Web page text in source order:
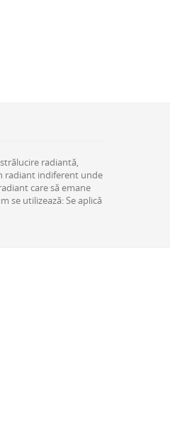
radiantă,
radiant indiferent unde
care să emane
se utilizează: Se aplică